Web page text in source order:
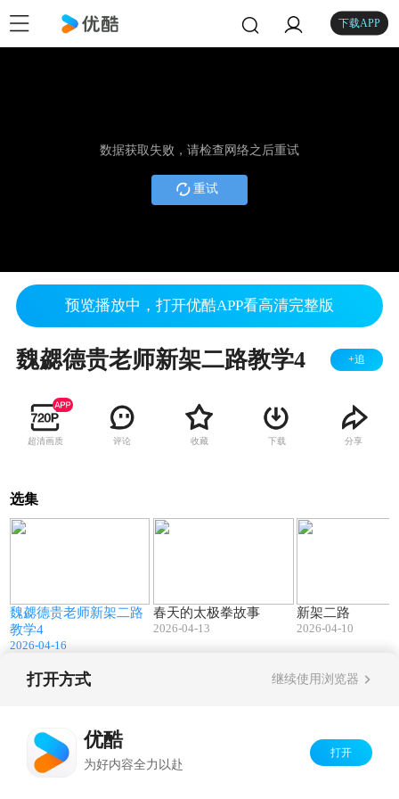
下载APP
数据获取失败，请检查网络之后重试
重试
预览播放中，打开优酷APP看高清完整版
魏勰德贵老师新架二路教学4 +追
超清画质 评论 收藏 下载 分享
选集
魏勰德贵老师新架二路
教学4
2026-04-16
春天的太极拳故事
2026-04-13
新架二路
2026-04-10
打开方式 继续使用浏览器
优酷
为好内容全力以赴
打开